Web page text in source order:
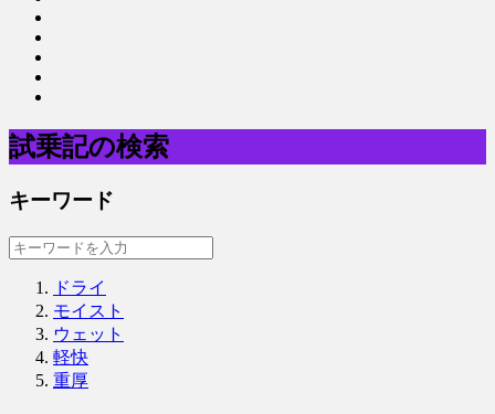
試乗記の検索
キーワード
ドライ
モイスト
ウェット
軽快
重厚